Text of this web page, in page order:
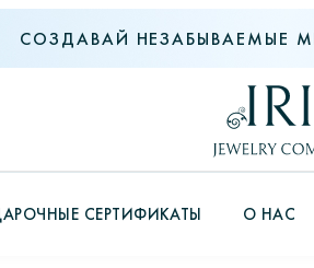
СОЗДАВАЙ НЕЗАБЫВАЕМЫЕ
СЕРТИФИКАТЫ О НАС